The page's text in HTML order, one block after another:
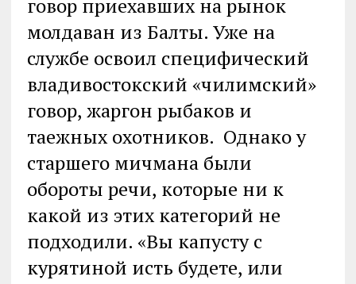
говор приехавших на рынок
молдаван из Балты. Уже на
службе освоил специфический
владивостокский «чилимский»
говор, жаргон рыбаков и
таежных охотников. Однако у
старшего мичмана были
обороты речи, которые ни к
какой из этих категорий не
подходили. «Вы капусту с
курятиной исть будете, или